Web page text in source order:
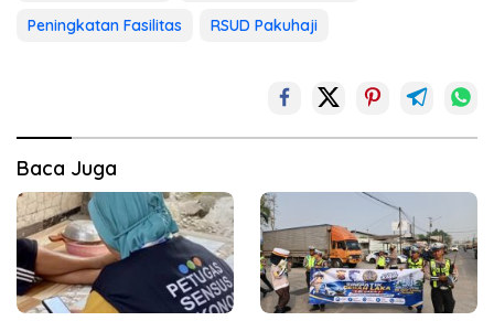
Peningkatan Fasilitas
RSUD Pakuhaji
Baca Juga